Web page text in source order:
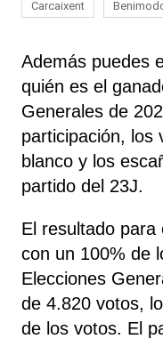
Carcaixent
Además puedes
quién es el
Generales de
participación, los
blanco y los
partido del 23J.
El resultado
con un 100% de
Elecciones
de 4.820 votos,
de los votos. El